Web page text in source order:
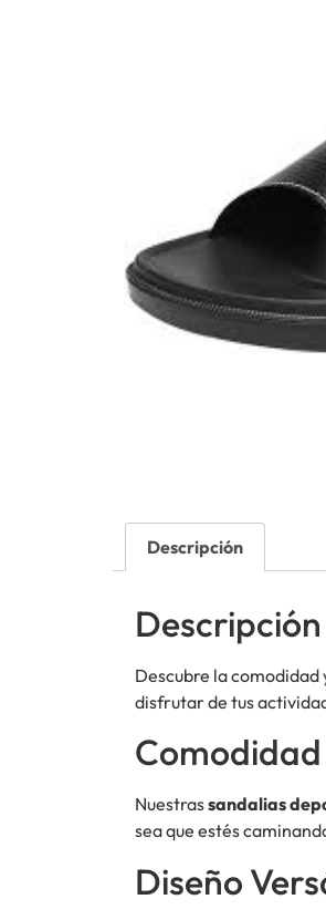
Descripción
Descripción
Descubre la comodidad
disfrutar de tus
Comodidad
Nuestrassandalias
sea que estés
Diseño